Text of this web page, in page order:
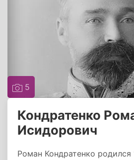
5
Кондратенко
Исидорович
Роман Кондратенко родился